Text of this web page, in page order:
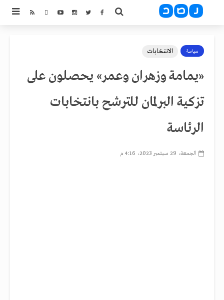
سياسة الانتخابات
«يمامة وزهران وعمر» يحصلون على
تزكية البرلمان للترشح بانتخابات
الرئاسة
الجمعة، 29 سبتمبر 2023، 4:16 م